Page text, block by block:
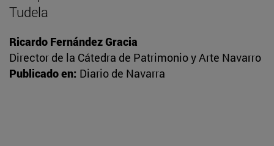
Tudela
Ricardo Fernández Gracia
Director de la Cátedra de Patrimonio y Arte Navarro
Publicado en: Diario de Navarra